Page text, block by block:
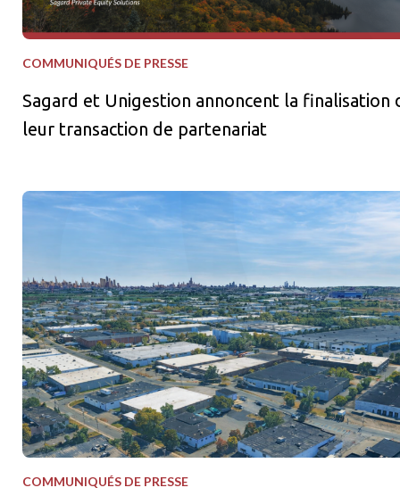
COMMUNIQUÉS DE PRESSE
Sagard et Unigestion annoncent la finalisation
leur transaction de partenariat
Sagard Real Estate et La Caisse lancent une stratégie de
COMMUNIQUÉS DE PRESSE